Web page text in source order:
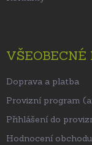
VŠEOBECNÉ
Doprava a platba
Provizní program
Přihlášení do
Hodnocení obchodu